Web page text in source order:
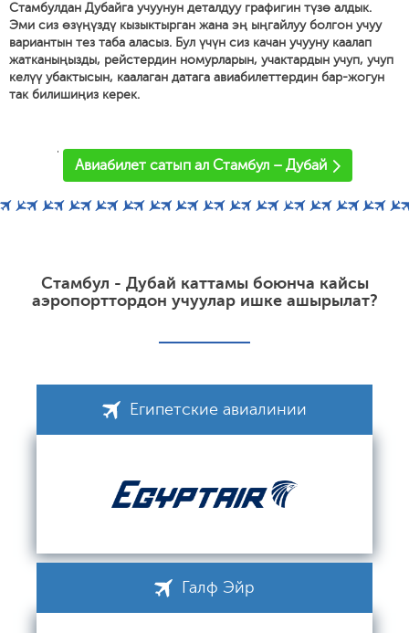
Стамбулдан Дубайга учуунун деталдуу графигин түзө алдык.
Эми сиз өзүңүздү кызыктырган жана эң ыңгайлуу болгон учуу
вариантын тез таба аласыз. Бул үчүн сиз качан учууну каалап
жатканыңызды, рейстердин номурларын, учактардын учуп, учуп
келүү убактысын, каалаган датага авиабилеттердин бар-жогун
так билишиңиз керек.
'
Авиабилет сатып ал Стамбул – Дубай
Стамбул - Дубай каттамы боюнча кайсы
аэропорттордон учуулар ишке ашырылат?
Египетские авиалинии
Галф Эйр